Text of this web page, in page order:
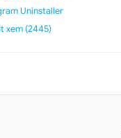
Uninstaller
xem (2445)